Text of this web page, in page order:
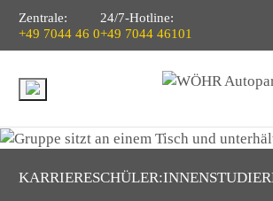
Zentrale:
+49 7044 46 0
24/7-Hotline:
+49 7044 46101
KARRIERESCHÜLER:INNEN